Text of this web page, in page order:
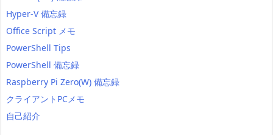
Hyper-V 備忘録
Office Script メモ
PowerShell Tips
PowerShell 備忘録
Raspberry Pi Zero(W) 備忘録
クライアントPCメモ
自己紹介